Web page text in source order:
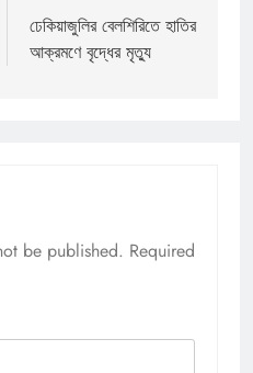
ঢেকিয়াজুলির বেলশিরিতে হাতির
আক্রমণে বৃদ্ধের মৃত্যু
be published. Required